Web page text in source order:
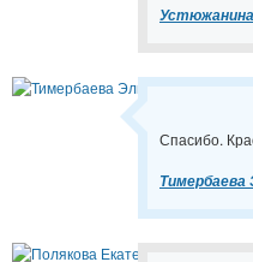
Устюжанина
Спасибо.